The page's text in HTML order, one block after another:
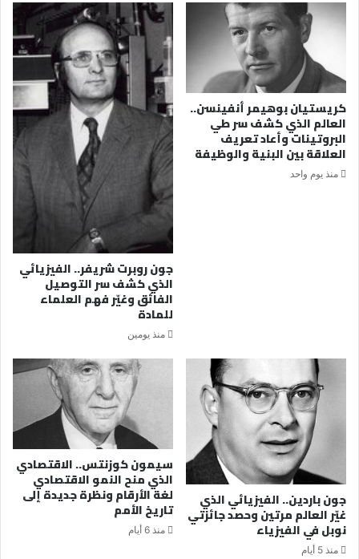
كريستيان بوهيمر أنفينسن..
العالم الذي كشف سر طي
البروتينات وأعاد تعريف
العلاقة بين البنية والوظيفة
منذ يوم واحد
جون روبرت شريفر.. الفيزيائي
الذي كشف سر التوصيل
الفائق وغيّر فهم العلماء
للمادة
منذ يومين
جون باردين.. الفيزيائي الذي
غيّر العالم مرتين وحصد جائزتي
نوبل في الفيزياء
منذ 5 أيام
سيمون كوزنتس.. الاقتصادي
الذي منح النمو الاقتصادي
لغة الأرقام ونظرة جديدة إلى
تاريخ الأمم
منذ 6 أيام